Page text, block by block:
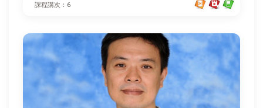
課程講次：6